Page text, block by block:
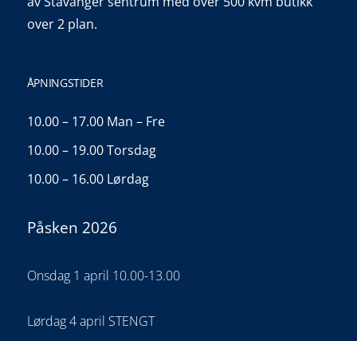
over 2 plan.
ÅPNINGSTIDER
10.00 – 17.00 Man – Fre
10.00 – 19.00 Torsdag
10.00 – 16.00 Lørdag
Påsken 2026
Onsdag 1 april 10.00-13.00
Lørdag 4 april STENGT